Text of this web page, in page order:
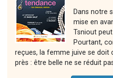
Dans notre
mise en
Tsniout
Pourtant,
reçues, la femme juive se doit
près : être belle ne se réduit